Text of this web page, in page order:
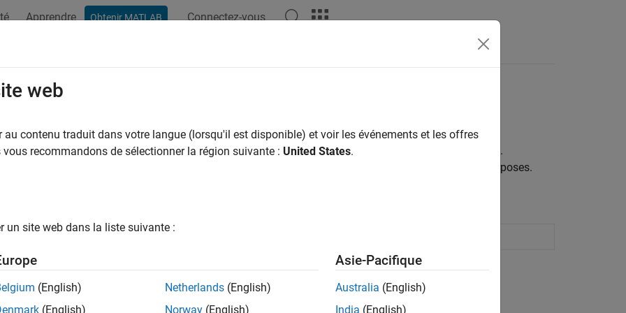
Apprendre Obtenir MATLAB Connectez-vous
Default Probabilities from Bonds
default probability curve from bond market prices
to extract discrete default probabilities for a certain period from market bond data.
these default probabilities to get the default probability curve for pricing and risk management purposes.
web
au contenu traduit dans votre langue (lorsqu'il est disponible) et voir les événements et les offres
vous recommandons de sélectionner la région suivante : United States.
un site web dans la liste suivante :
(English)
(English)
Netherlands (English)
Norway (English)
Asie-Pacifique
Australia (English)
India (English)